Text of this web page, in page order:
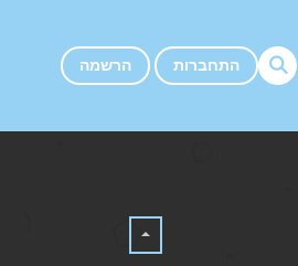
התחברות הרשמה